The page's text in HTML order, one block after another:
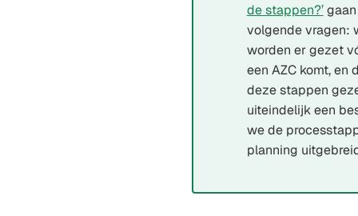
de stappen?’gaan
volgende vragen:
worden er gezet
een AZC komt, en
deze stappen
uiteindelijk een
we de
planning